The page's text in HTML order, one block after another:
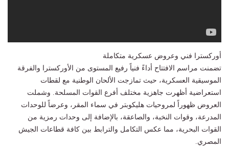
أوركسترا فني وعروض عسكرية متكاملة
تضمنت مراسم الافتتاح أداءً فنياً رفيع المستوى من الأوركسترا والفرقة
الموسيقية العسكرية، حيث تمازجت الألحان الوطنية مع لقطات
استعراضية أظهرت جاهزية مختلف أفرع القوات المسلحة. وشملت
العروض ظهوراً لمروحيات هليكوبتر في سماء المقر، وعرضاً للوحدات
المدرعة، وقوات النخبة، والصاعقة، بالإضافة إلى وحدات رمزية من
القوات البحرية، مما عكس التكامل والترابط بين كافة قطاعات الجيش
المصري.